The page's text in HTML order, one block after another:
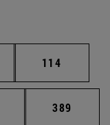
intermedias
Página
114
Páginas intermedias
Página
389